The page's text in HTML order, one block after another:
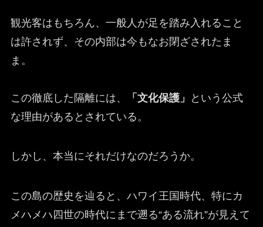
観光客はもちろん、一般人が足を踏み入れること
は許されず、その内部は今もなお閉ざされたま
ま。
この徹底した隔離には、 「文化保護」
という公式
な理由があるとされている。
しかし、本当にそれだけなのだろうか。
この島の歴史を辿ると、ハワイ王国時代、特にカ
メハメハ四世の時代にまで遡る“ある流れ”が見えて